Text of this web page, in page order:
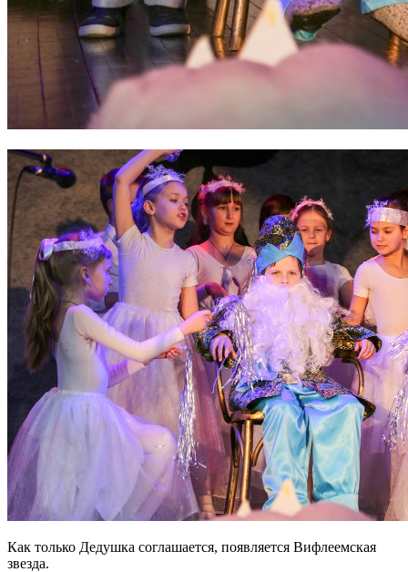
Как только Дедушка соглашается, появляется Вифлеемская
звезда.